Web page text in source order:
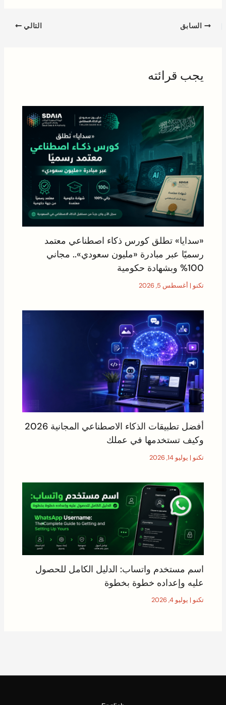
السابق التالي
يجب قرائته
«سدايا» تطلق كورس ذكاء اصطناعي معتمد
رسميًا عبر مبادرة «مليون سعودي».. مجاني
100% وبشهادة حكومية
تكنو | أغسطس 5, 2026
أفضل تطبيقات الذكاء الاصطناعي المجانية 2026
وكيف تستخدمها في عملك
تكنو | يوليو 14, 2026
اسم مستخدم واتساب: الدليل الكامل للحصول
عليه وإعداده خطوة بخطوة
تكنو | يوليو 4, 2026